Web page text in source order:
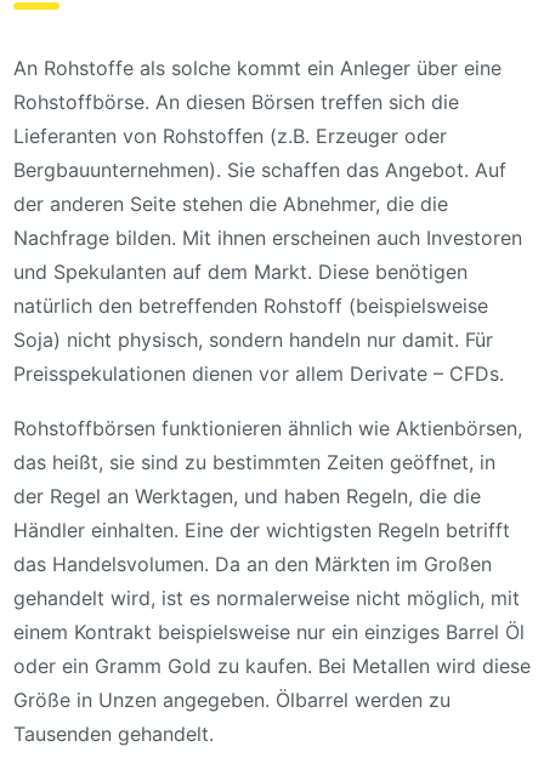
An Rohstoffe als solche kommt ein Anleger über eine
Rohstoffbörse. An diesen Börsen treffen sich die
Lieferanten von Rohstoffen (z.B. Erzeuger oder
Bergbauunternehmen). Sie schaffen das Angebot. Auf
der anderen Seite stehen die Abnehmer, die die
Nachfrage bilden. Mit ihnen erscheinen auch Investoren
und Spekulanten auf dem Markt. Diese benötigen
natürlich den betreffenden Rohstoff (beispielsweise
Soja) nicht physisch, sondern handeln nur damit. Für
Preisspekulationen dienen vor allem Derivate – CFDs.
Rohstoffbörsen funktionieren ähnlich wie Aktienbörsen,
das heißt, sie sind zu bestimmten Zeiten geöffnet, in
der Regel an Werktagen, und haben Regeln, die die
Händler einhalten. Eine der wichtigsten Regeln betrifft
das Handelsvolumen. Da an den Märkten im Großen
gehandelt wird, ist es normalerweise nicht möglich, mit
einem Kontrakt beispielsweise nur ein einziges Barrel Öl
oder ein Gramm Gold zu kaufen. Bei Metallen wird diese
Größe in Unzen angegeben. Ölbarrel werden zu
Tausenden gehandelt.